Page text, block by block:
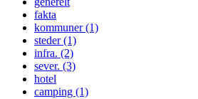
fakta
kommuner (1)
steder (1)
infra. (2)
sever. (3)
hotel
camping (1)